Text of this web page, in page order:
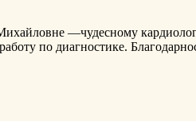
—чудесному
по диагностике.